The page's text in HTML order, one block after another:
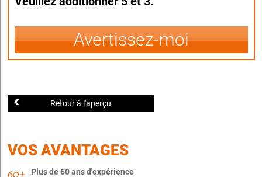
Avertissez-moi
Retour à l'aperçu
VOS AVANTAGES
Plus de 60 ans d'expérience